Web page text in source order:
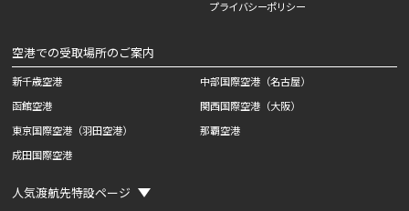
プライバシーポリシー
空港での受取場所のご案内
新千歳空港
函館空港
東京国際空港（羽田空港）
成田国際空港
中部国際空港（名古屋）
関西国際空港（大阪）
那覇空港
人気渡航先特設ページ